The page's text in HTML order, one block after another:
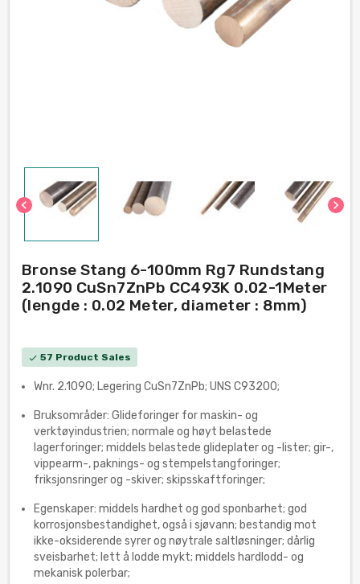
chevron_left chevron_right
Bronse Stang 6-100mm Rg7 Rundstang
2.1090 CuSn7ZnPb CC493K 0.02-1Meter
(lengde : 0.02 Meter, diameter : 8mm)
check 57 Product Sales
Wnr. 2.1090; Legering CuSn7ZnPb; UNS C93200;
Bruksområder: Glideforinger for maskin- og
verktøyindustrien; normale og høyt belastede
lagerforinger; middels belastede glideplater og -lister; gir-,
vippearm-, paknings- og stempelstangforinger;
friksjonsringer og -skiver; skipsskaftforinger;
Egenskaper: middels hardhet og god sponbarhet; god
korrosjonsbestandighet, også i sjøvann; bestandig mot
ikke-oksiderende syrer og nøytrale saltløsninger; dårlig
sveisbarhet; lett å lodde mykt; middels hardlodd- og
mekanisk polerbar;